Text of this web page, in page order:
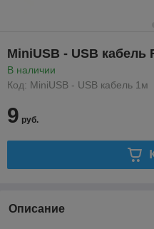
MiniUSB - USB кабель
В наличии
Код: MiniUSB - USB кабель 1м
9 руб.
Описание